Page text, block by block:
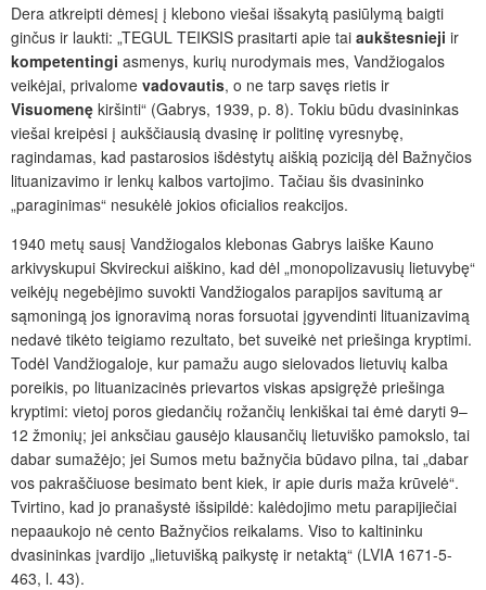
Dera atkreipti dėmesį į klebono viešai išsakytą pasiūlymą baigti
ginčus ir laukti: „TEGUL TEIKSIS prasitarti apie tai aukštesnieji ir
kompetentingi asmenys, kurių nurodymais mes, Vandžiogalos
veikėjai, privalome vadovautis, o ne tarp savęs rietis ir
Visuomenę kiršinti“ (Gabrys, 1939, p. 8). Tokiu būdu dvasininkas
viešai kreipėsi į aukščiausią dvasinę ir politinę vyresnybę,
ragindamas, kad pastarosios išdėstytų aiškią poziciją dėl Bažnyčios
lituanizavimo ir lenkų kalbos vartojimo. Tačiau šis dvasininko
„paraginimas“ nesukėlė jokios oficialios reakcijos.
1940 metų sausį Vandžiogalos klebonas Gabrys laiške Kauno
arkivyskupui Skvireckui aiškino, kad dėl „monopolizavusių lietuvybę“
veikėjų negebėjimo suvokti Vandžiogalos parapijos savitumą ar
sąmoningą jos ignoravimą noras forsuotai įgyvendinti lituanizavimą
nedavė tikėto teigiamo rezultato, bet suveikė net priešinga kryptimi.
Todėl Vandžiogaloje, kur pamažu augo sielovados lietuvių kalba
poreikis, po lituanizacinės prievartos viskas apsigręžė priešinga
kryptimi: vietoj poros giedančių rožančių lenkiškai tai ėmė daryti 9–
12 žmonių; jei anksčiau gausėjo klausančių lietuviško pamokslo, tai
dabar sumažėjo; jei Sumos metu bažnyčia būdavo pilna, tai „dabar
vos pakraščiuose besimato bent kiek, ir apie duris maža krūvelė“.
Tvirtino, kad jo pranašystė išsipildė: kalėdojimo metu parapijiečiai
nepaaukojo nė cento Bažnyčios reikalams. Viso to kaltininku
dvasininkas įvardijo „lietuvišką paikystę ir netaktą“ (LVIA 1671-5-
463, l. 43).